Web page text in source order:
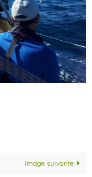
Image suivante